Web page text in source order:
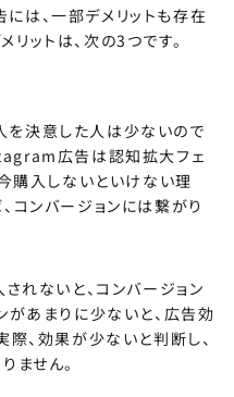
は、一部デメリットも存在
ットは、次の3つです。
決意した人は少ないので
広告は認知拡大フェ
購入しないといけない理
コンバージョンには繋がり
れないと、コンバージョン
があまりに少ないと、広告効
際、効果が少ないと判断し、
ません。